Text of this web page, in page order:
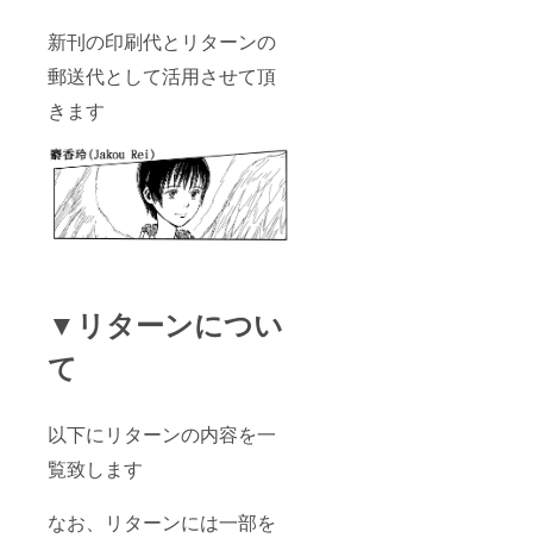
新刊の印刷代とリターンの
郵送代として活用させて頂
きます
▼リターンについ
て
以下にリターンの内容を一
覧致します
なお、リターンには一部を